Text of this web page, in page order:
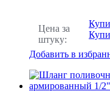
Цена за
штуку:
Добавить в